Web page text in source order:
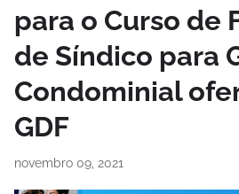
para o Curso de
de Síndico para
Condominial
GDF
novembro 09, 2021